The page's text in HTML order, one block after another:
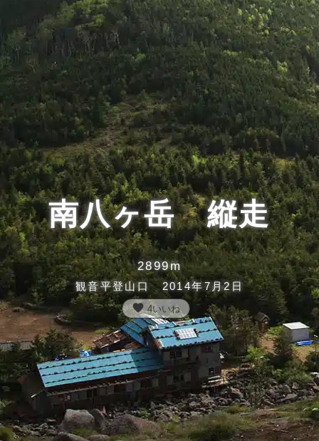
南八ヶ岳 縦走
2899m
観音平登山口 2014年7月2日
favorite 4いいね